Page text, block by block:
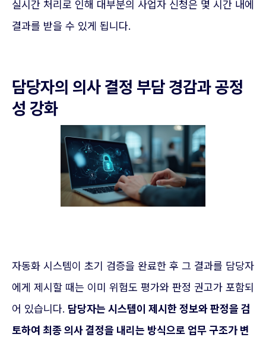
실시간 처리로 인해 대부분의 사업자 신청은 몇 시간 내에
결과를 받을 수 있게 됩니다.
담당자의 의사 결정 부담 경감과 공정
성 강화
자동화 시스템이 초기 검증을 완료한 후 그 결과를 담당자
에게 제시할 때는 이미 위험도 평가와 판정 권고가 포함되
어 있습니다. 담당자는 시스템이 제시한 정보와 판정을 검
토하여 최종 의사 결정을 내리는 방식으로 업무 구조가 변